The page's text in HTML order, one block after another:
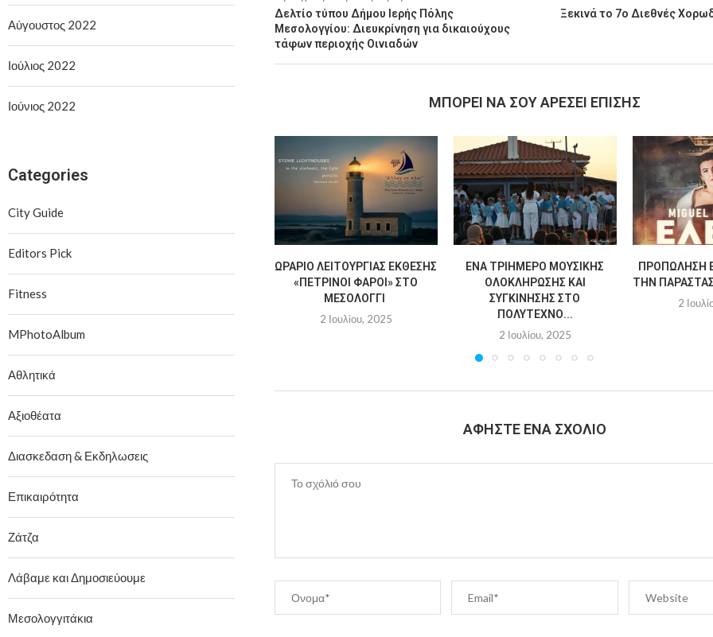
Δελτίο τύπου Δήμου Ιερής Πόλης
Μεσολογγίου: Διευκρίνηση για δικαιούχους
τάφων περιοχής Οινιαδών
Ξεκινά το 7ο Διεθνές
MΠΟΡΕΊ ΝΑ ΣΟΥ ΑΡΈΣΕΙ ΕΠΊΣΗΣ
ΩΡΆΡΙΟ ΛΕΙΤΟΥΡΓΊΑΣ ΈΚΘΕΣΗΣ
«ΠΈΤΡΙΝΟΙ ΦΆΡΟΙ» ΣΤΟ
ΜΕΣΟΛΌΓΓΙ
2 Ιουλίου, 2025
ΈΝΑ ΤΡΙΉΜΕΡΟ ΜΟΥΣΙΚΉΣ
ΟΛΟΚΛΉΡΩΣΗΣ ΚΑΙ
ΣΥΓΚΊΝΗΣΗΣ ΣΤΟ
ΠΟΛΎΤΕΧΝΟ...
2 Ιουλίου, 2025
ΠΡΟΠΏΛΗΣΗ
ΤΗΝ
2
ΑΦΉΣΤΕ ΈΝΑ ΣΧΌΛΙΟ
Αύγουστος 2022
Ιούλιος 2022
Ιούνιος 2022
Categories
City Guide
Editors Pick
Fitness
MPhotoAlbum
Αθλητικά
Αξιοθέατα
Διασκεδαση & Εκδηλωσεις
Επικαιρότητα
Ζάτζα
Λάβαμε και Δημοσιεύουμε
Μεσολογγιτάκια